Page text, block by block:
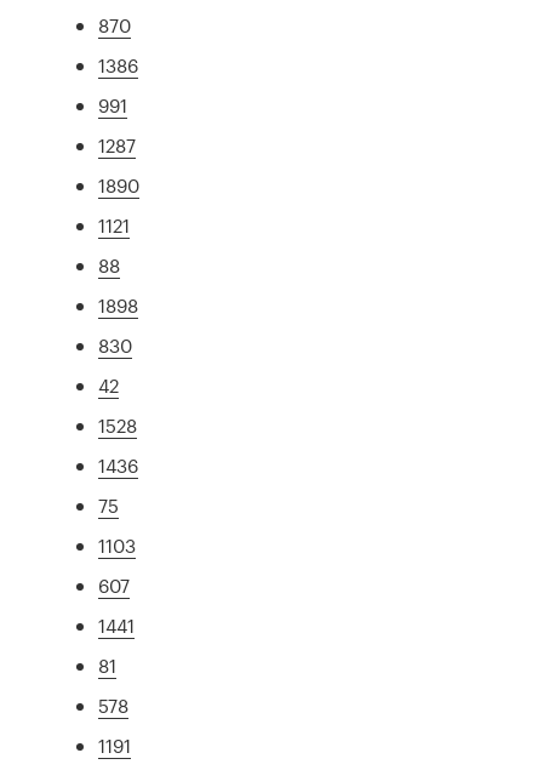
870
1386
991
1287
1890
1121
88
1898
830
42
1528
1436
75
1103
607
1441
81
578
1191